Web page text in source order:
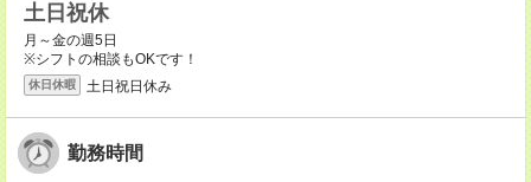
土日祝休
月～金の週5日
※シフトの相談もOKです！
休日休暇 土日祝日休み
勤務時間